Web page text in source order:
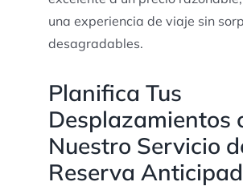
una experiencia de viaje sin
desagradables.
Planifica Tus
Desplazamientos
Nuestro Servicio
Reserva